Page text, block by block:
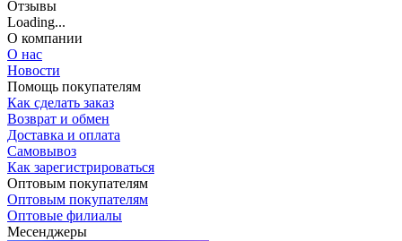
Отзывы
Loading...
О компании
О нас
Новости
Помощь покупателям
Как сделать заказ
Возврат и обмен
Доставка и оплата
Самовывоз
Как зарегистрироваться
Оптовым покупателям
Оптовым покупателям
Оптовые филиалы
Месенджеры